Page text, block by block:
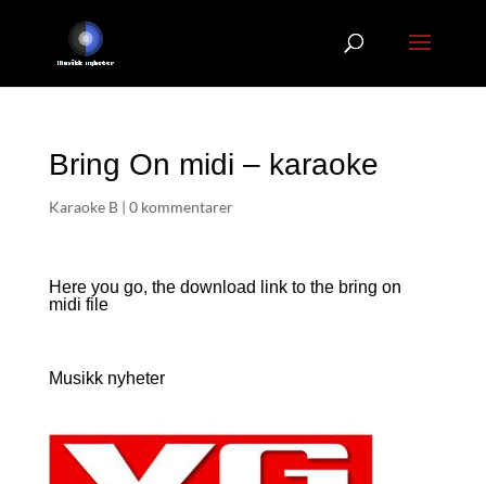
Bring On midi – karaoke
Karaoke B| 0 kommentarer
Here you go, the download link to the bring on
midi file
Musikk nyheter